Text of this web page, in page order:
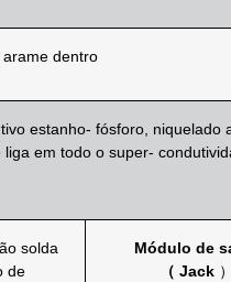
arame dentro
estanho- fósforo, niquelado
liga em todo o super-
solda
de
Módulo de
（ Jack ）